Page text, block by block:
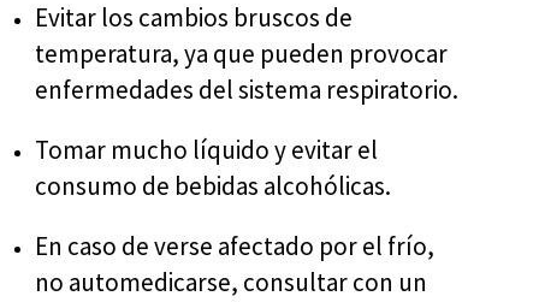
Evitar los cambios bruscos de
temperatura, ya que pueden provocar
enfermedades del sistema respiratorio.
Tomar mucho líquido y evitar el
consumo de bebidas alcohólicas.
En caso de verse afectado por el frío,
no automedicarse, consultar con un